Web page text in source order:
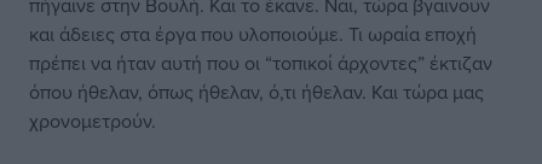
και άδειες στα έργα που υλοποιούμε. Τι ωραία εποχή
πρέπει να ήταν αυτή που οι “τοπικοί άρχοντες” έκτιζαν
όπου ήθελαν, όπως ήθελαν, ό,τι ήθελαν. Και τώρα μας
χρονομετρούν.